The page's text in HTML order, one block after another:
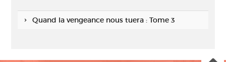
Quand la vengeance nous tuera : Tome 3